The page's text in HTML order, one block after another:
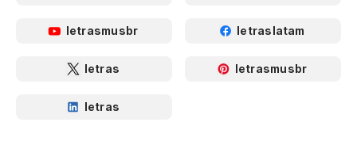
letrasmusbr letraslatam
letras letrasmusbr
letras